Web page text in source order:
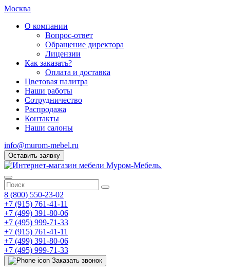
Москва
О компании
Вопрос-ответ
Обращение директора
Лицензии
Как заказать?
Оплата и доставка
Цветовая палитра
Наши работы
Сотрудничество
Распродажа
Контакты
Наши салоны
info@murom-mebel.ru
Оставить заявку
8 (800) 550-23-02
+7 (915) 761-41-11
+7 (499) 391-80-06
+7 (495) 999-71-33
+7 (915) 761-41-11
+7 (499) 391-80-06
+7 (495) 999-71-33
Заказать звонок